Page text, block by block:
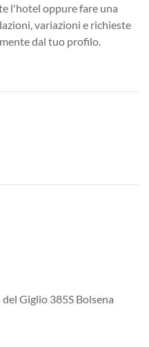
l'hotel oppure fare una
variazioni e richieste
dal tuo profilo.